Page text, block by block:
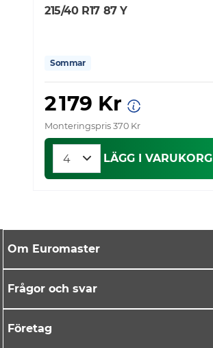
215/40 R17 87 Y
Sommar
2 179 Kr
Monteringspris 370 Kr
LÄGG I VARUKORG
Om Euromaster
Frågor och svar
Företag